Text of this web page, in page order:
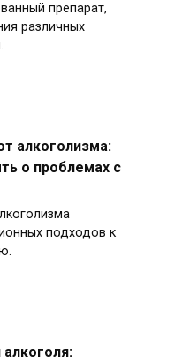
препарат,
различных
алкоголизма:
о проблемах с
подходов к